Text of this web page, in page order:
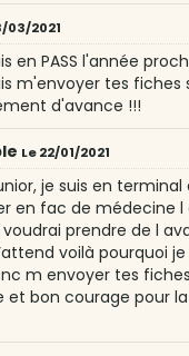
03/2021
en PASS l'année
m'envoyer tes fiches
d'avance !!!
Le 22/01/2021
je suis en
en fac de médecine l
prendre de l
voilà pourquoi je
m envoyer tes
et bon courage pour